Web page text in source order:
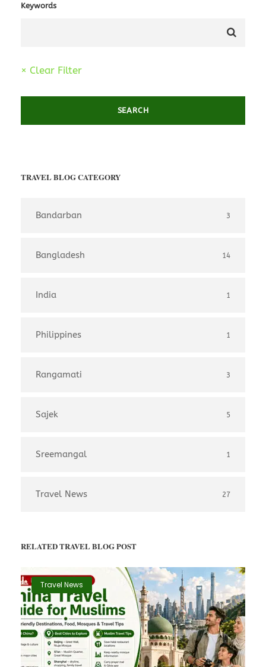
Keywords
× Clear Filter
TRAVEL BLOG CATEGORY
Bandarban 3
Bangladesh 14
India 1
Philippines 1
Rangamati 3
Sajek 5
Sreemangal 1
Travel News 27
RELATED TRAVEL BLOG POST
Travel News